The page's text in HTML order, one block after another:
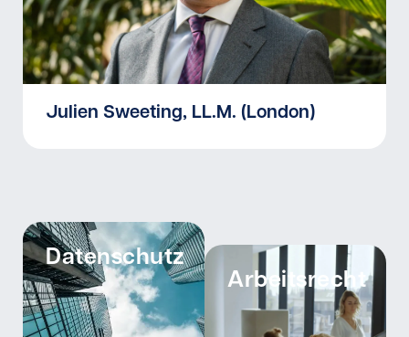
Julien Sweeting, LL.M. (London)
Datenschutz
Arbeitsrecht